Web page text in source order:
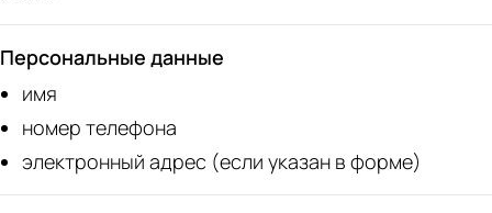
Персональные данные
имя
номер телефона
электронный адрес (если указан в форме)